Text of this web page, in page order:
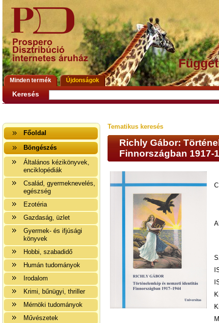
Minden termék Újdonságok
Keresés
Főoldal
Böngészés
Általános kézikönyvek,
enciklopédiák
Család, gyermeknevelés,
egészség
Ezotéria
Gazdaság, üzlet
Gyermek- és ifjúsági
könyvek
Hobbi, szabadidő
Humán tudományok
Irodalom
Krimi, bűnügyi, thriller
Mérnöki tudományok
Művészetek
Tematikus keresés
Richly Gábor:
Finnországban 1917-